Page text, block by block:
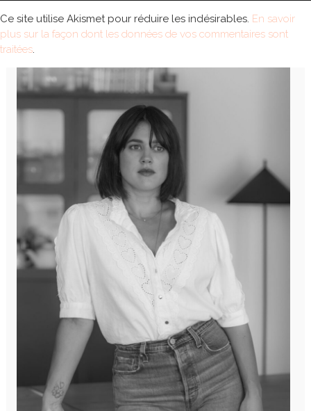
Ce site utilise Akismet pour réduire les indésirables. En savoir
plus sur la façon dont les données de vos commentaires sont
traitées.